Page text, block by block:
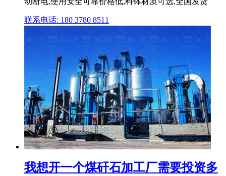
联系电话: 180 3780 8511
我想开一个煤矸石加工厂需要投资多